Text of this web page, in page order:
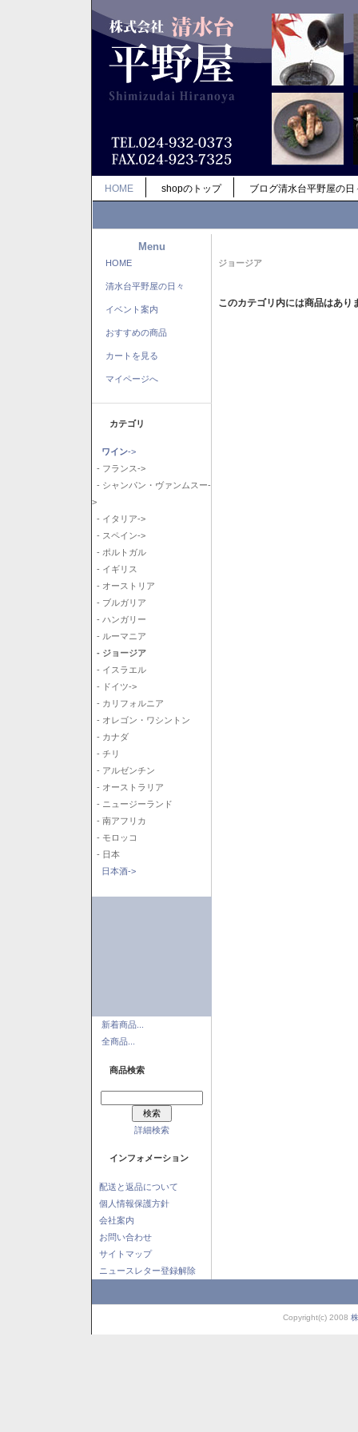
HOME shopのトップ ブログ清水台平野屋の日
Menu
HOME
清水台平野屋の日々
イベント案内
おすすめの商品
カートを見る
マイページへ
カテゴリ
ワイン->
- フランス->
- シャンパン・ヴァンムスー-
>
- イタリア->
- スペイン->
- ポルトガル
- イギリス
- オーストリア
- ブルガリア
- ハンガリー
- ルーマニア
- ジョージア
- イスラエル
- ドイツ->
- カリフォルニア
- オレゴン・ワシントン
- カナダ
- チリ
- アルゼンチン
- オーストラリア
- ニュージーランド
- 南アフリカ
- モロッコ
- 日本
日本酒->
新着商品...
全商品...
商品検索
詳細検索
インフォメーション
配送と返品について
個人情報保護方針
会社案内
お問い合わせ
サイトマップ
ニュースレター登録解除
ジョージア
このカテゴリ内には商品はあり
Copyright(c) 2008